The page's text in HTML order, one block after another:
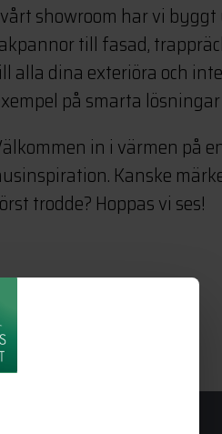
showroom har vi
till fasad,
alla dina exteriöra och
på smarta
in i värmen på
Kanske
trodde? Hoppas vi ses!